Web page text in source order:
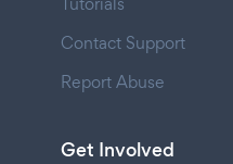
Contact Support
Report Abuse
Get Involved